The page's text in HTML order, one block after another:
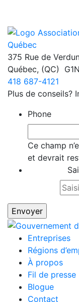
375 Rue de
Québec, (QC)
418 687-4121
Plus de conseils?
Phone
Ce champ
et devrait
Entreprises
Régions
À propos
Fil de presse
Blogue
Contact